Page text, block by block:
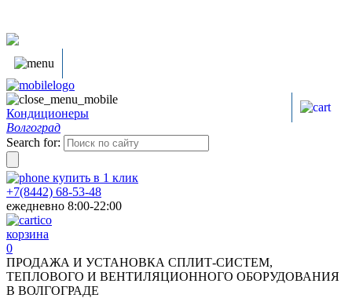
Кондиционеры
Волгоград
Search for:
купить в 1 клик
+7(8442) 68-53-48
ежедневно 8:00-22:00
корзина
0
ПРОДАЖА И УСТАНОВКА СПЛИТ-СИСТЕМ,
ТЕПЛОВОГО И ВЕНТИЛЯЦИОННОГО ОБОРУДОВАНИЯ
В ВОЛГОГРАДЕ